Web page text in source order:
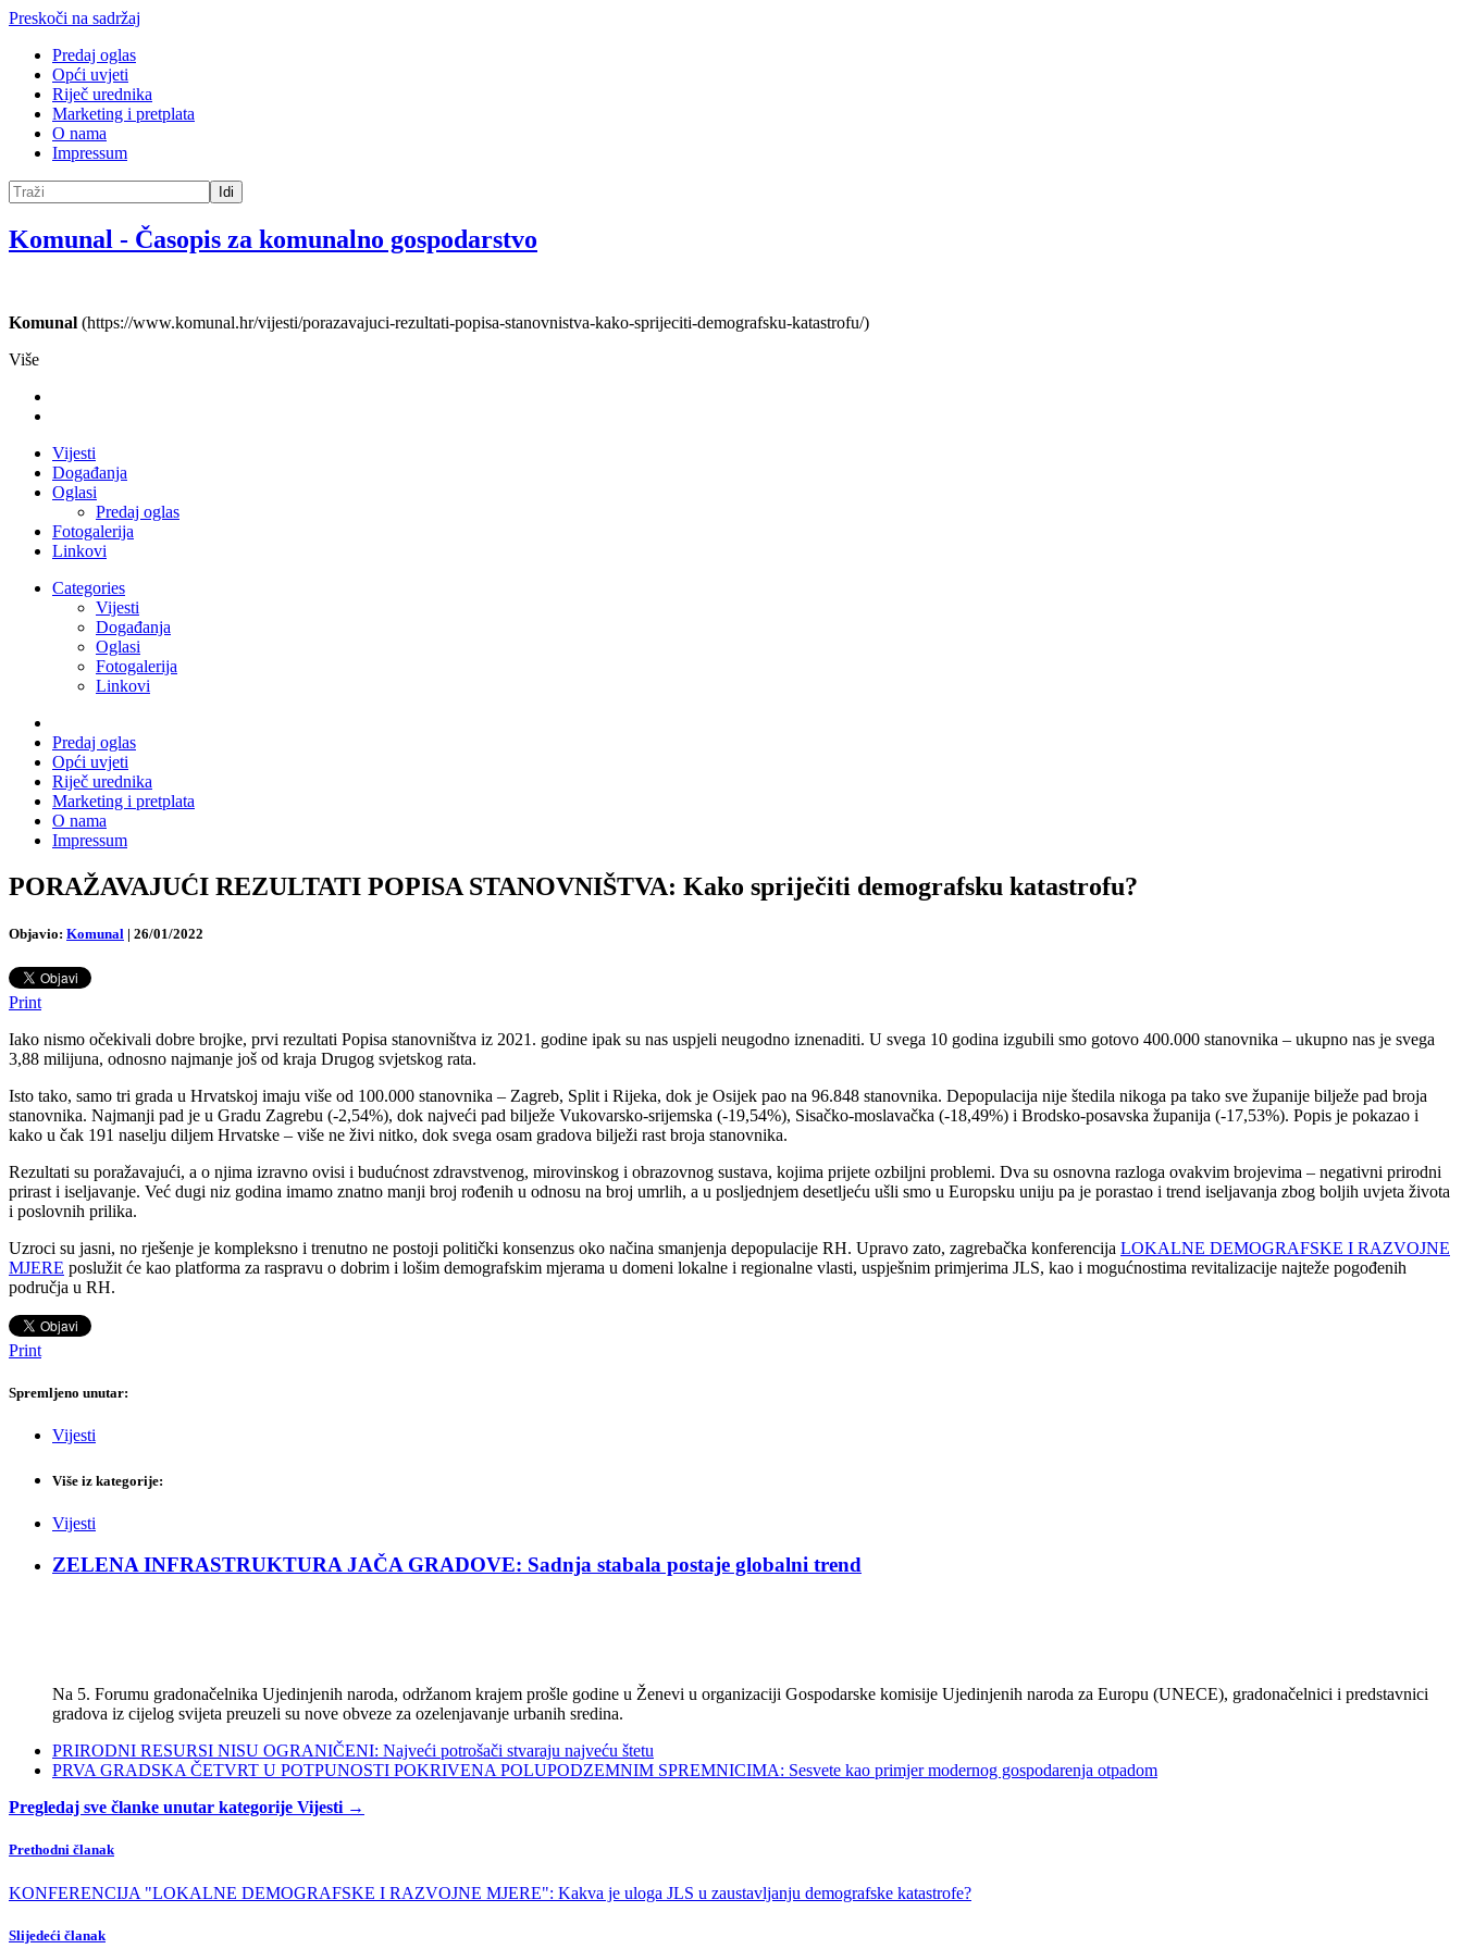
Preskoči na sadržaj
Predaj oglas
Opći uvjeti
Riječ urednika
Marketing i pretplata
O nama
Impressum
Idi
Komunal - Časopis za komunalno gospodarstvo
Komunal (https://www.komunal.hr/vijesti/porazavajuci-rezultati-popisa-stanovnistva-kako-sprijeciti-demografsku-katastrofu/)
Više
Vijesti
Događanja
Oglasi
Predaj oglas
Fotogalerija
Linkovi
Categories
Vijesti
Događanja
Oglasi
Fotogalerija
Linkovi
Predaj oglas
Opći uvjeti
Riječ urednika
Marketing i pretplata
O nama
Impressum
PORAŽAVAJUĆI REZULTATI POPISA STANOVNIŠTVA: Kako spriječiti demografsku katastrofu?
Objavio: Komunal | 26/01/2022
Print
Iako nismo očekivali dobre brojke, prvi rezultati Popisa stanovništva iz 2021. godine ipak su nas uspjeli neugodno iznenaditi. U svega 10 godina izgubili smo gotovo 400.000 stanovnika – ukupno nas je svega
3,88 milijuna, odnosno najmanje još od kraja Drugog svjetskog rata.
Isto tako, samo tri grada u Hrvatskoj imaju više od 100.000 stanovnika – Zagreb, Split i Rijeka, dok je Osijek pao na 96.848 stanovnika. Depopulacija nije štedila nikoga pa tako sve županije bilježe pad broja
stanovnika. Najmanji pad je u Gradu Zagrebu (-2,54%), dok najveći pad bilježe Vukovarsko-srijemska (-19,54%), Sisačko-moslavačka (-18,49%) i Brodsko-posavska županija (-17,53%). Popis je pokazao i
kako u čak 191 naselju diljem Hrvatske – više ne živi nitko, dok svega osam gradova bilježi rast broja stanovnika.
Rezultati su poražavajući, a o njima izravno ovisi i budućnost zdravstvenog, mirovinskog i obrazovnog sustava, kojima prijete ozbiljni problemi. Dva su osnovna razloga ovakvim brojevima – negativni prirodni
prirast i iseljavanje. Već dugi niz godina imamo znatno manji broj rođenih u odnosu na broj umrlih, a u posljednjem desetljeću ušli smo u Europsku uniju pa je porastao i trend iseljavanja zbog boljih uvjeta života
i poslovnih prilika.
Uzroci su jasni, no rješenje je kompleksno i trenutno ne postoji politički konsenzus oko načina smanjenja depopulacije RH. Upravo zato, zagrebačka konferencija LOKALNE DEMOGRAFSKE I RAZVOJNE
MJERE poslužit će kao platforma za raspravu o dobrim i lošim demografskim mjerama u domeni lokalne i regionalne vlasti, uspješnim primjerima JLS, kao i mogućnostima revitalizacije najteže pogođenih
područja u RH.
Print
Spremljeno unutar:
Vijesti
Više iz kategorije:
Vijesti
ZELENA INFRASTRUKTURA JAČA GRADOVE: Sadnja stabala postaje globalni trend
Na 5. Forumu gradonačelnika Ujedinjenih naroda, održanom krajem prošle godine u Ženevi u organizaciji Gospodarske komisije Ujedinjenih naroda za Europu (UNECE), gradonačelnici i predstavnici
gradova iz cijelog svijeta preuzeli su nove obveze za ozelenjavanje urbanih sredina.
PRIRODNI RESURSI NISU OGRANIČENI: Najveći potrošači stvaraju najveću štetu
PRVA GRADSKA ČETVRT U POTPUNOSTI POKRIVENA POLUPODZEMNIM SPREMNICIMA: Sesvete kao primjer modernog gospodarenja otpadom
Pregledaj sve članke unutar kategorije Vijesti →
Prethodni članak
KONFERENCIJA "LOKALNE DEMOGRAFSKE I RAZVOJNE MJERE": Kakva je uloga JLS u zaustavljanju demografske katastrofe?
Slijedeći članak